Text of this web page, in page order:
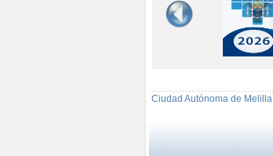
Ciudad Autónoma de Melilla